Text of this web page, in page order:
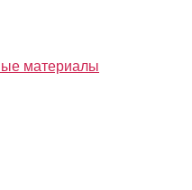
материалы